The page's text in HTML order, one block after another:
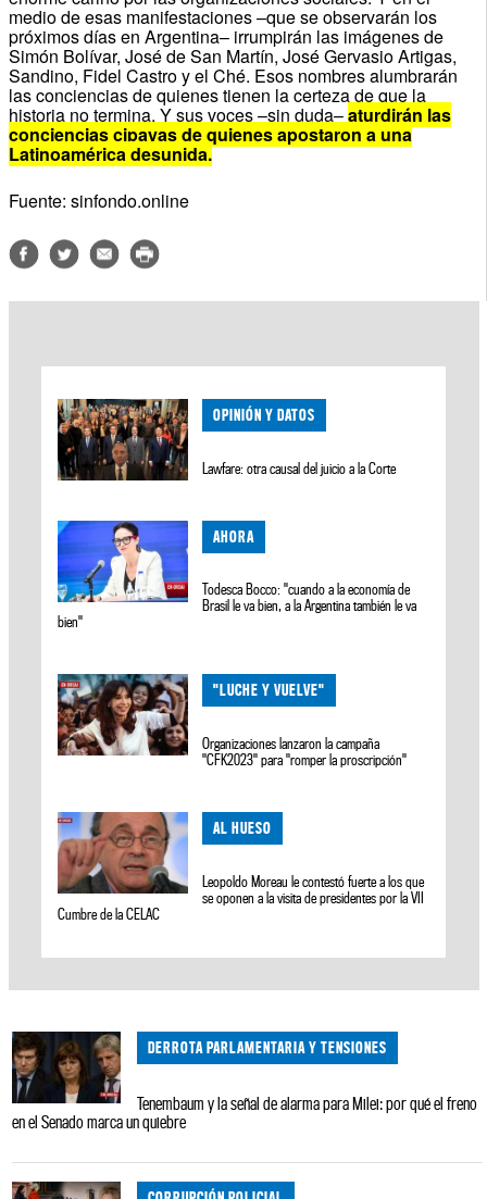
medio de esas manifestaciones –que se observarán los
próximos días en Argentina– irrumpirán las imágenes de
Simón Bolívar, José de San Martín, José Gervasio Artigas,
Sandino, Fidel Castro y el Ché. Esos nombres alumbrarán
las conciencias de quienes tienen la certeza de que la
historia no termina. Y sus voces –sin duda–aturdirán las
conciencias cipayas de quienes apostaron a una
Latinoamérica desunida.
Fuente: sinfondo.online
OPINIÓN Y DATOS
Lawfare: otra causal del juicio a la Corte
AHORA
Todesca Bocco: "cuando a la economía de
Brasil le va bien, a la Argentina también le va
bien"
"LUCHE Y VUELVE"
Organizaciones lanzaron la campaña
"CFK2023" para "romper la proscripción"
AL HUESO
Leopoldo Moreau le contestó fuerte a los que
se oponen a la visita de presidentes por la VII
Cumbre de la CELAC
DERROTA PARLAMENTARIA Y TENSIONES
Tenembaum y la señal de alarma para Milei: por qué el freno
en el Senado marca un quiebre